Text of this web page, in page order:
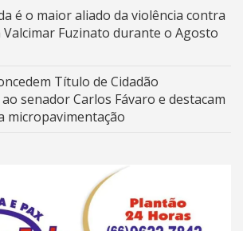
é o maior aliado da violência contra
Valcimar Fuzinato durante o Agosto
Título de Cidadão
senador Carlos Fávaro e destacam
micropavimentação